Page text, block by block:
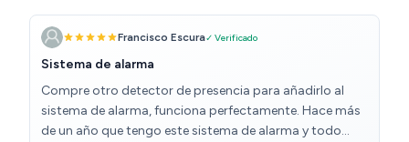
Francisco Escura✓ Verificado
Sistema de alarma
Compre otro detector de presencia para añadirlo al
sistema de alarma, funciona perfectamente. Hace más
de un año que tengo este sistema de alarma y todo